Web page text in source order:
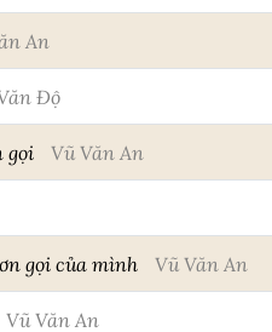
An
Độ
gọi Vũ Văn An
gọi của mình Vũ Văn An
Vũ Văn An